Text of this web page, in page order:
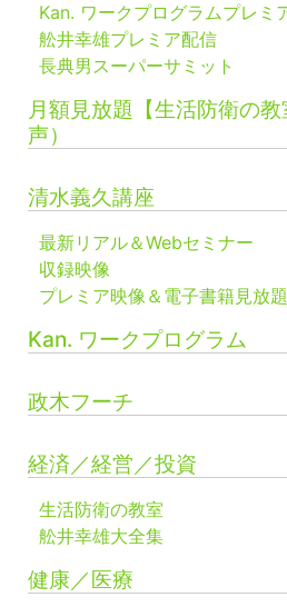
Kan. ワークプログラムプレミ
舩井幸雄プレミア配信
長典男スーパーサミット
月額見放題【生活防衛の
声）
清水義久講座
最新リアル＆Webセミナー
収録映像
プレミア映像＆電子書籍見放題
Kan. ワークプログラム
政木フーチ
経済／経営／投資
生活防衛の教室
舩井幸雄大全集
健康／医療